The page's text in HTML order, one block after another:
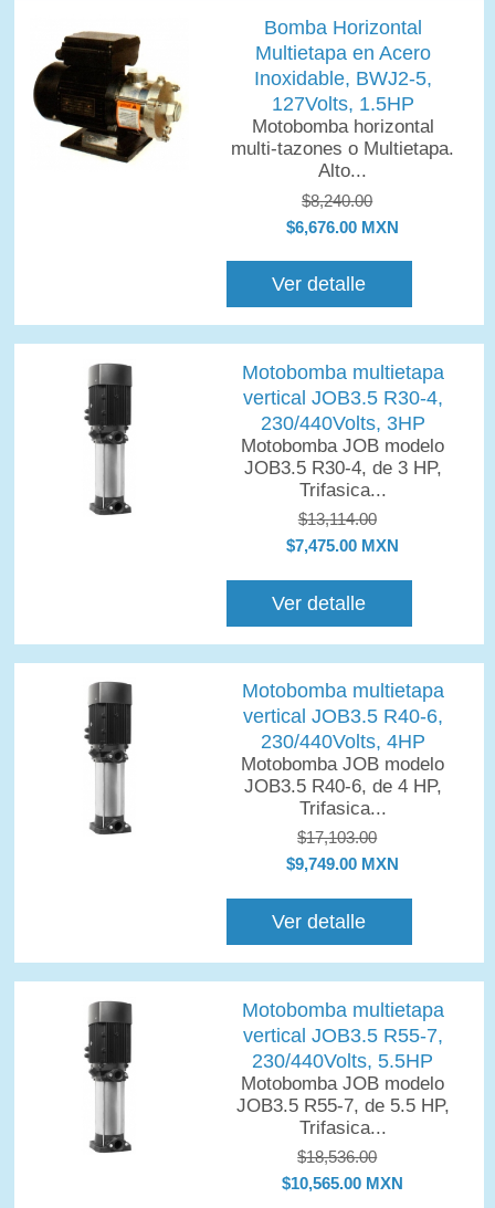
Bomba Horizontal
Multietapa en Acero
Inoxidable, BWJ2-5,
127Volts, 1.5HP
Motobomba horizontal
multi-tazones o Multietapa.
Alto...
$8,240.00
$6,676.00 MXN
Ver detalle
Motobomba multietapa
vertical JOB3.5 R30-4,
230/440Volts, 3HP
Motobomba JOB modelo
JOB3.5 R30-4, de 3 HP,
Trifasica...
$13,114.00
$7,475.00 MXN
Ver detalle
Motobomba multietapa
vertical JOB3.5 R40-6,
230/440Volts, 4HP
Motobomba JOB modelo
JOB3.5 R40-6, de 4 HP,
Trifasica...
$17,103.00
$9,749.00 MXN
Ver detalle
Motobomba multietapa
vertical JOB3.5 R55-7,
230/440Volts, 5.5HP
Motobomba JOB modelo
JOB3.5 R55-7, de 5.5 HP,
Trifasica...
$18,536.00
$10,565.00 MXN